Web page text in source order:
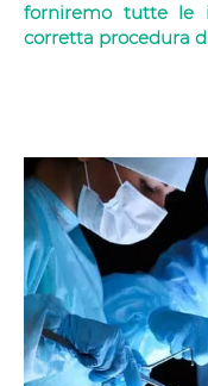
forniremo tutte le
corretta procedura